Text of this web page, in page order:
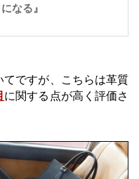
なる』
てですが、こちらは革質
に関する点が高く評価さ